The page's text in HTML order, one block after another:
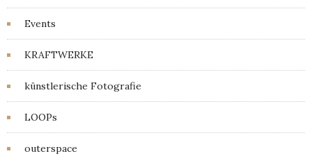
Events
KRAFTWERKE
künstlerische Fotografie
LOOPs
outerspace